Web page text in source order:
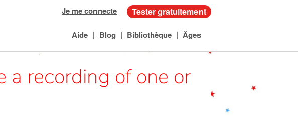
Je me connecte Tester gratuitement
Aide | Blog | Bibliothèque | Âges
a recording of one or